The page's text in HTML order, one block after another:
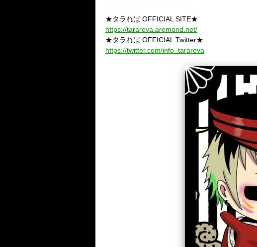
★タラれば OFFICIAL SITE★
https://tarareva.aremond.net/
★タラれば OFFICIAL Twitter★
https://twitter.com/info_tarareva